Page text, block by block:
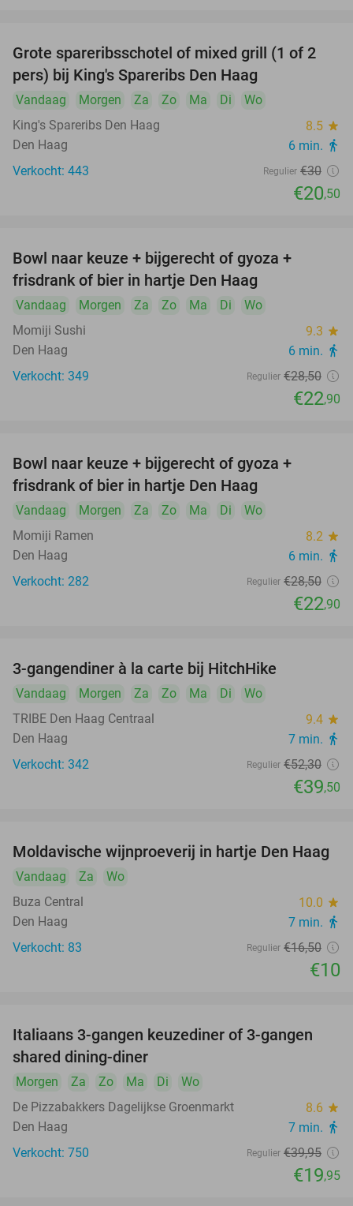
32%
Grote spareribsschotel of mixed grill (1 of 2
pers) bij King's Spareribs Den Haag
Vandaag Morgen Za Zo Ma Di
Wo
King's Spareribs Den Haag
8.5 star
Den Haag 6 min. directions_walk
Verkocht: 443 Regulier €30
€20,50
Bowl naar keuze + bijgerecht of gyoza +
frisdrank of bier in hartje Den Haag
Vandaag Morgen Za Zo Ma Di
Wo
Momiji Sushi
9.3 star
Den Haag 6 min. directions_walk
Verkocht: 349 Regulier €28,50
€22,90
Bowl naar keuze + bijgerecht of gyoza +
frisdrank of bier in hartje Den Haag
Vandaag Morgen Za Zo Ma Di
Wo
Momiji Ramen
8.2 star
Den Haag 6 min. directions_walk
Verkocht: 282 Regulier €28,50
€22,90
3-gangendiner à la carte bij HitchHike
Vandaag Morgen Za Zo Ma Di
Wo
TRIBE Den Haag Centraal
9.4 star
Den Haag 7 min. directions_walk
Verkocht: 342 Regulier €52,30
€39,50
39%
Moldavische wijnproeverij in hartje Den Haag
Vandaag Za
Wo
Buza Central
10.0 star
Den Haag 7 min. directions_walk
Verkocht: 83 Regulier €16,50
€10
50%
Italiaans 3-gangen keuzediner of 3-gangen
shared dining-diner
Morgen Za Zo Ma Di
Wo
De Pizzabakkers Dagelijkse Groenmarkt
8.6 star
Den Haag 7 min. directions_walk
Verkocht: 750 Regulier €39,95
€19,95